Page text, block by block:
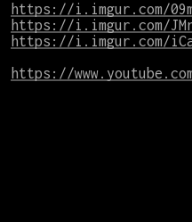
https://i.imgur.com/
https://i.imgur.com/
https://i.imgur.com/
https://